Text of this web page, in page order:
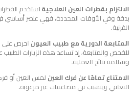
الالتزام بقطرات العين العلاجية استخدم
بدقة وفي الأوقات المحددة، فهي عنصر أساسي
القرنية.
المتابعة الدورية مع طبيب العيون احرص على
للفحص والمتابعة، إذ تساعد هذه الزيارات الطبيب
وسلامة نتائج العملية.
الامتناع تمامًا عن فرك العين لمس العين أو
التعافي ويتسبب في مضاعفات غير مرغوبة.